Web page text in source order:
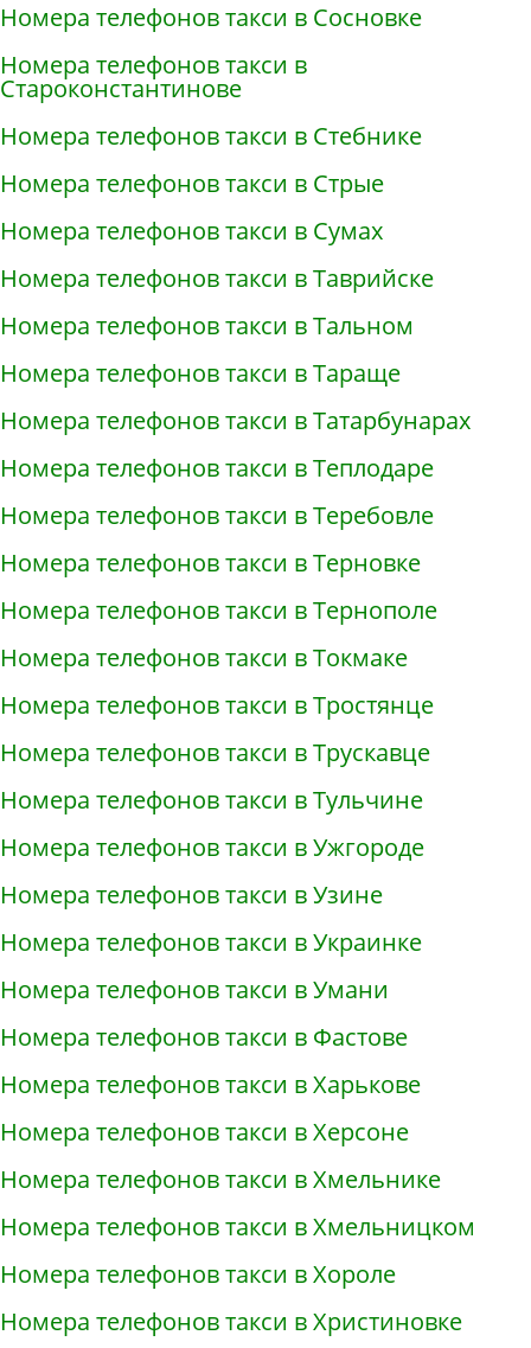
Номера телефонов такси в Сосновке
Номера телефонов такси в
Староконстантинове
Номера телефонов такси в Стебнике
Номера телефонов такси в Стрые
Номера телефонов такси в Сумах
Номера телефонов такси в Таврийске
Номера телефонов такси в Тальном
Номера телефонов такси в Тараще
Номера телефонов такси в Татарбунарах
Номера телефонов такси в Теплодаре
Номера телефонов такси в Теребовле
Номера телефонов такси в Терновке
Номера телефонов такси в Тернополе
Номера телефонов такси в Токмаке
Номера телефонов такси в Тростянце
Номера телефонов такси в Трускавце
Номера телефонов такси в Тульчине
Номера телефонов такси в Ужгороде
Номера телефонов такси в Узине
Номера телефонов такси в Украинке
Номера телефонов такси в Умани
Номера телефонов такси в Фастове
Номера телефонов такси в Харькове
Номера телефонов такси в Херсоне
Номера телефонов такси в Хмельнике
Номера телефонов такси в Хмельницком
Номера телефонов такси в Хороле
Номера телефонов такси в Христиновке